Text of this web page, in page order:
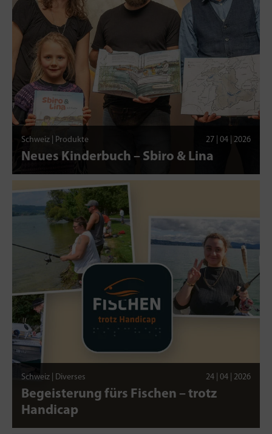
Schweiz | Produkte 27 | 04 | 2026
Neues Kinderbuch – Sbiro & Lina
Schweiz | Diverses 24 | 04 | 2026
Begeisterung fürs Fischen – trotz
Handicap